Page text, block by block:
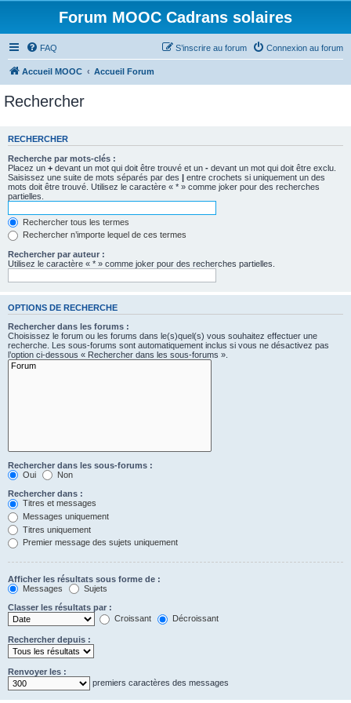
Forum MOOC Cadrans solaires
FAQ Connexion au forum
S’inscrire au forum
Accueil MOOC Accueil Forum
Rechercher
RECHERCHER
Recherche par mots-clés :
Placez un + devant un mot qui doit être trouvé et un - devant un mot qui doit être exclu.
Saisissez une suite de mots séparés par des | entre crochets si uniquement un des
mots doit être trouvé. Utilisez le caractère « * » comme joker pour des recherches
partielles.
Rechercher tous les termes
Rechercher n’importe lequel de ces termes
Rechercher par auteur :
Utilisez le caractère « * » comme joker pour des recherches partielles.
OPTIONS DE RECHERCHE
Rechercher dans les forums :
Choisissez le forum ou les forums dans le(s)quel(s) vous souhaitez effectuer une
recherche. Les sous-forums sont automatiquement inclus si vous ne désactivez pas
l’option ci-dessous « Rechercher dans les sous-forums ».
Rechercher dans les sous-forums :
Oui
Non
Rechercher dans :
Titres et messages
Messages uniquement
Titres uniquement
Premier message des sujets uniquement
Afficher les résultats sous forme de :
Messages
Sujets
Classer les résultats par :
Croissant
Décroissant
Rechercher depuis :
Renvoyer les :
premiers caractères des messages